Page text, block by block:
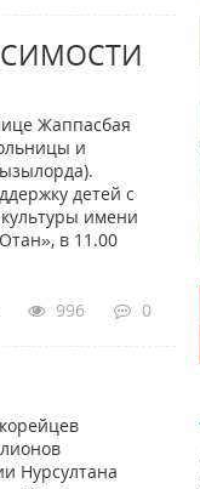
Жаппасбая
и
детей с
имени
в 11.00
996 0
Нурсултана